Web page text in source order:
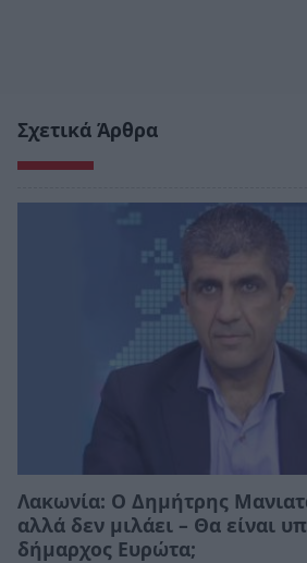
Σχετικά Άρθρα
Λακωνία: Ο Δημήτρης
αλλά δεν μιλάει – Θα είναι
δήμαρχος Ευρώτα;